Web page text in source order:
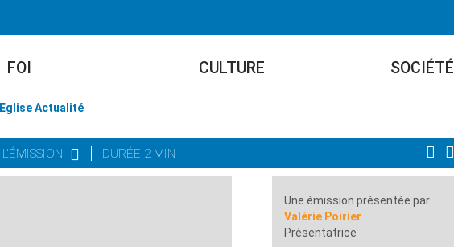
FOI CULTURE SOCIÉTÉ
Eglise Actualité
DURÉE 2 MIN
Une émission présentée par
Valérie Poirier
Présentatrice